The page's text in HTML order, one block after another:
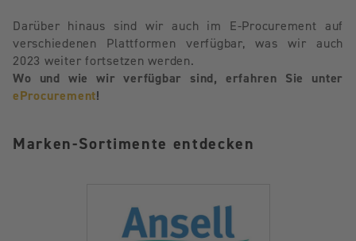
Darüber hinaus sind wir auch im E-Procurement auf
verschiedenen Plattformen verfügbar, was wir auch
2023 weiter fortsetzen werden.
Wo und wie wir verfügbar sind, erfahren Sie unter
eProcurement!
Marken-Sortimente entdecken